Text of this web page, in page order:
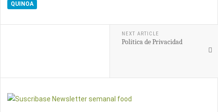
QUINOA
NEXT ARTICLE
Política de Privacidad